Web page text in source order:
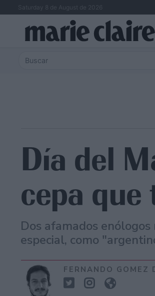
Saturday 8 de August de 2026
Día del
cepa que
Dos afamados
especial, como
FERNANDO GOMEZ